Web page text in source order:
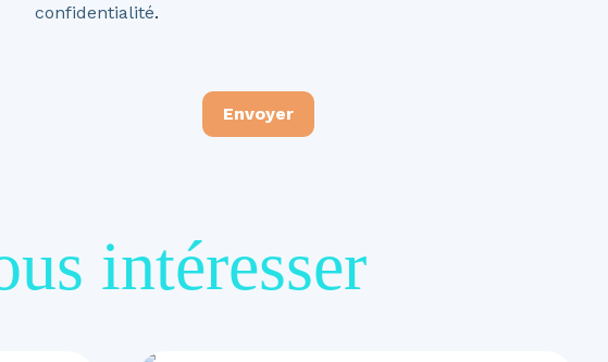
confidentialité.
Envoyer
intéresser